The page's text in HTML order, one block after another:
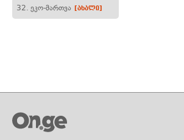
32. ეკო-მართვა [ახალი]